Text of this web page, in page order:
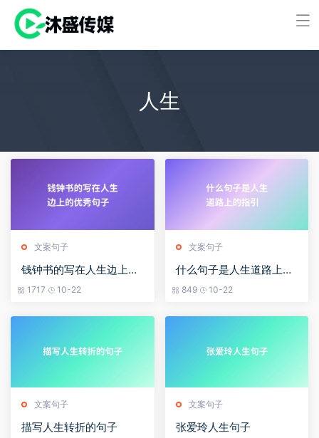
人生
文案句子
钱钟书的写在人生边上的
优秀句子
1717 10-22
文案句子
什么句子是人生道路上的
指引
849 10-22
文案句子
描写人生转折的句子
文案句子
张爱玲人生句子